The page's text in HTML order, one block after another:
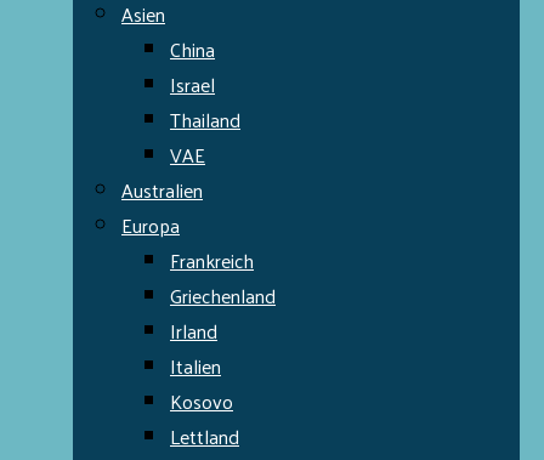
Asien
China
Israel
Thailand
VAE
Australien
Europa
Frankreich
Griechenland
Irland
Italien
Kosovo
Lettland